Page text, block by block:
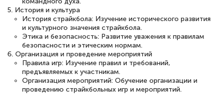
специалисты, ответили на все
интересующие вопросы и в течении
двух…
Светлана К
Знаток города 7 уровня
5. История и культура
История страйкбола: Изучение исторического развития
и культурного значения страйкбола.
Этика и безопасность: Развитие уважения к правилам
безопасности и этическим нормам.
6. Организация и проведение мероприятий
Правила игр: Изучение правил и требований,
предъявляемых к участникам.
Организация мероприятий: Обучение организации и
проведению страйкбольных игр и мероприятий.